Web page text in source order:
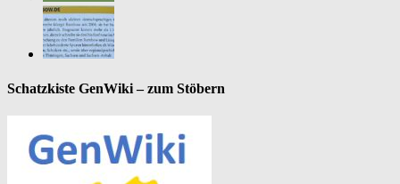
Schatzkiste GenWiki – zum Stöbern